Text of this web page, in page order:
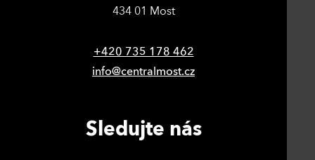
434 01 Most
+420 735 178 462
info@centralmost.cz
Sledujte nás